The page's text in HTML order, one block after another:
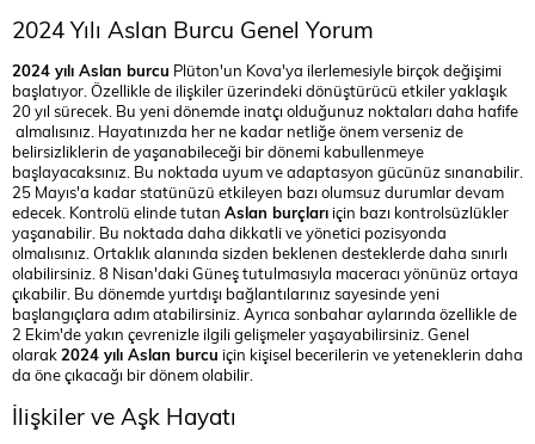
2024 Yılı Aslan Burcu Genel Yorum
2024 yılı Aslan burcu Plüton'un Kova'ya ilerlemesiyle birçok değişimi
başlatıyor. Özellikle de ilişkiler üzerindeki dönüştürücü etkiler yaklaşık
20 yıl sürecek. Bu yeni dönemde inatçı olduğunuz noktaları daha hafife
almalısınız. Hayatınızda her ne kadar netliğe önem verseniz de
belirsizliklerin de yaşanabileceği bir dönemi kabullenmeye
başlayacaksınız. Bu noktada uyum ve adaptasyon gücünüz sınanabilir.
25 Mayıs'a kadar statünüzü etkileyen bazı olumsuz durumlar devam
edecek. Kontrolü elinde tutan Aslan burçları için bazı kontrolsüzlükler
yaşanabilir. Bu noktada daha dikkatli ve yönetici pozisyonda
olmalısınız. Ortaklık alanında sizden beklenen desteklerde daha sınırlı
olabilirsiniz. 8 Nisan'daki Güneş tutulmasıyla maceracı yönünüz ortaya
çıkabilir. Bu dönemde yurtdışı bağlantılarınız sayesinde yeni
başlangıçlara adım atabilirsiniz. Ayrıca sonbahar aylarında özellikle de
2 Ekim'de yakın çevrenizle ilgili gelişmeler yaşayabilirsiniz. Genel
olarak2024 yılı Aslan burcu için kişisel becerilerin ve yeteneklerin daha
da öne çıkacağı bir dönem olabilir.
İlişkiler ve Aşk Hayatı